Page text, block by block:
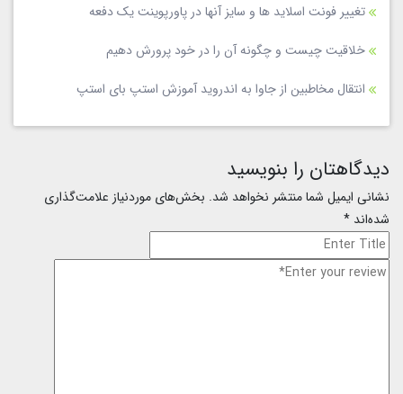
تغییر فونت اسلاید ها و سایز آنها در پاورپوینت یک دفعه
خلاقیت چیست و چگونه آن را در خود پرورش دهیم
انتقال مخاطبین از جاوا به اندروید آموزش استپ بای استپ
دیدگاهتان را بنویسید
نشانی ایمیل شما منتشر نخواهد شد. بخش‌های موردنیاز علامت‌گذاری
شده‌اند *